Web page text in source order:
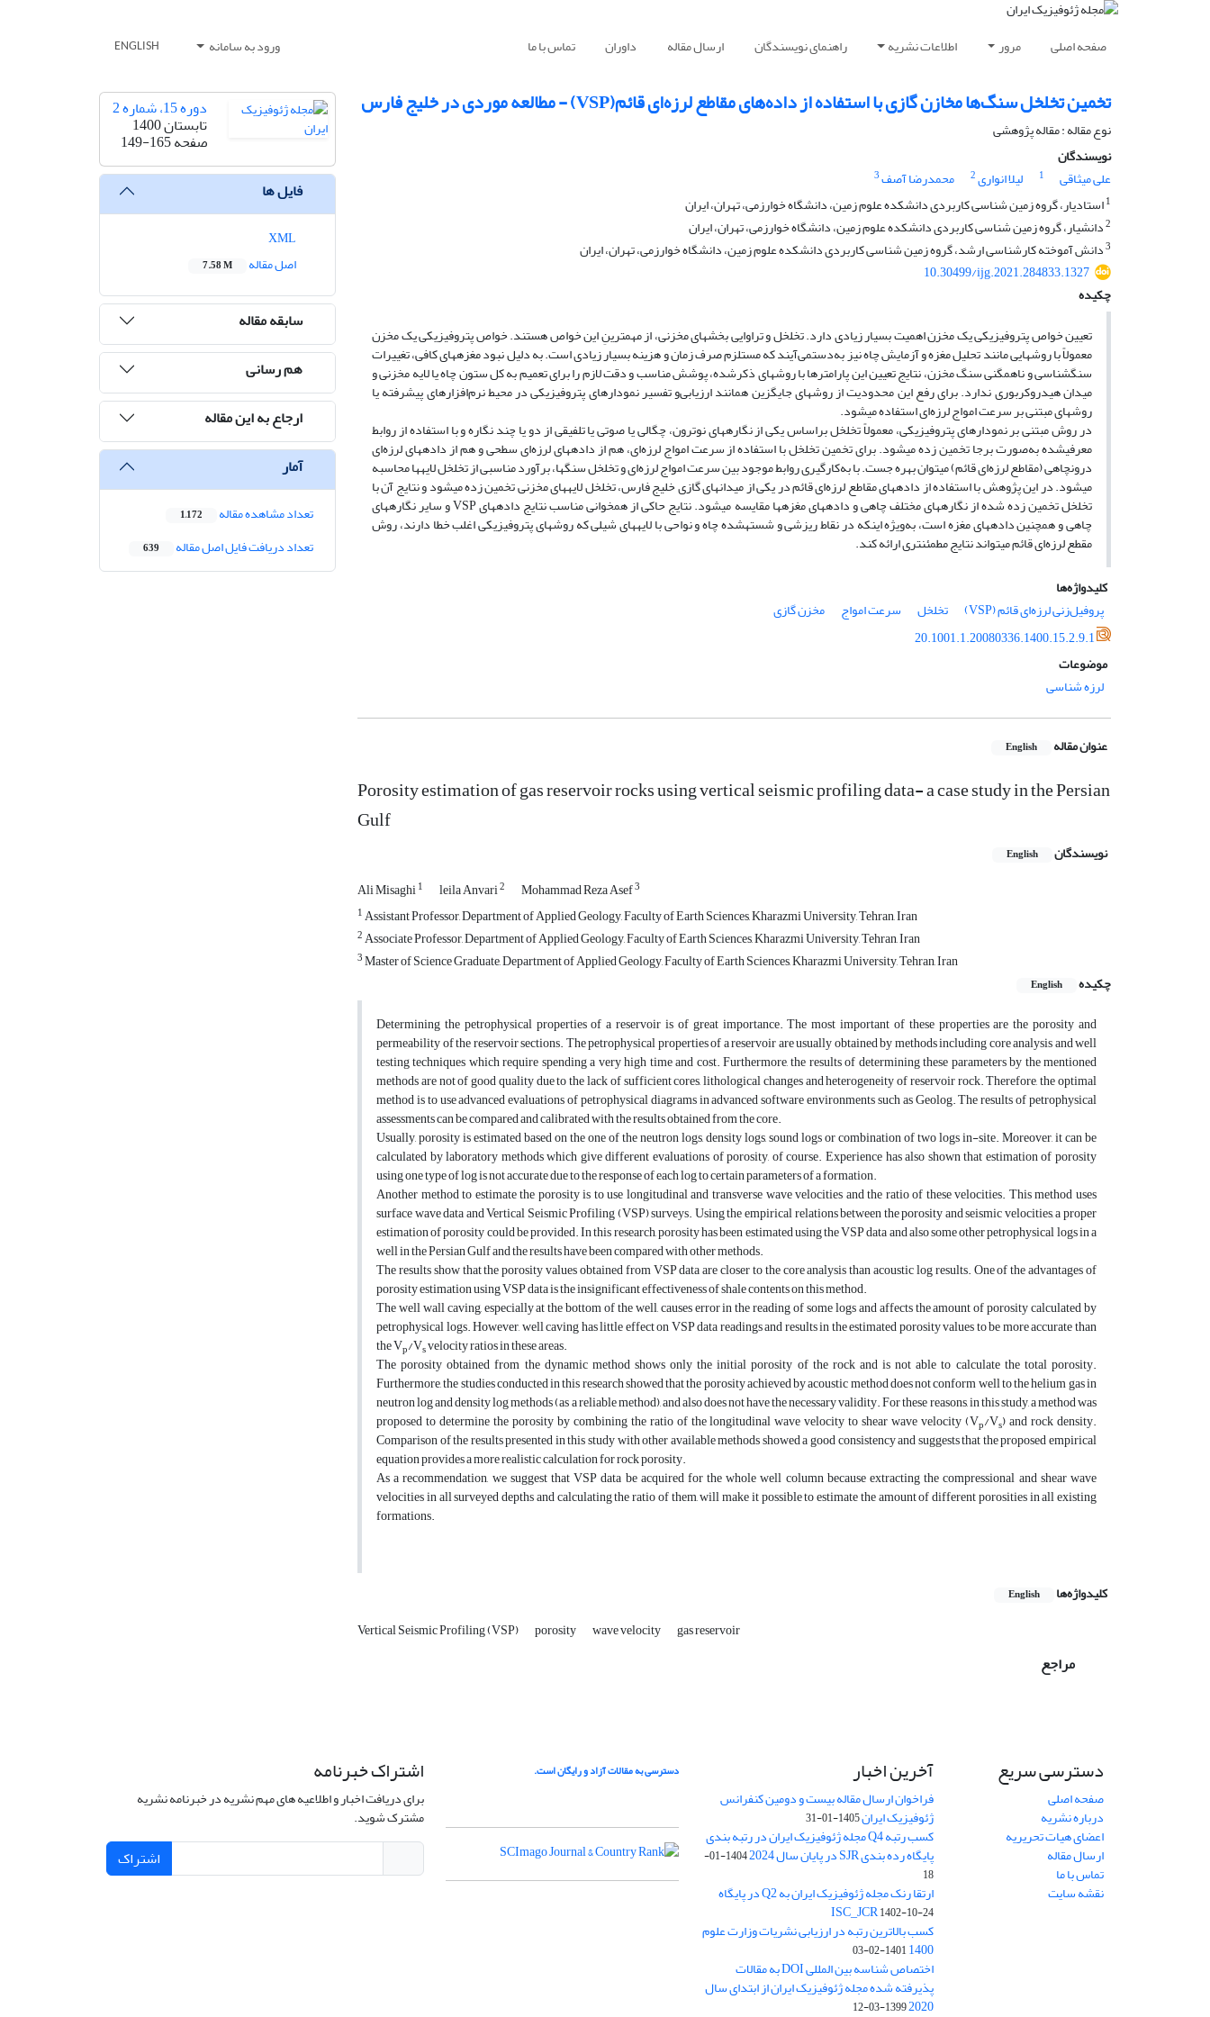
صفحه اصلی مرور اطلاعات نشریه راهنمای نویسندگان ارسال مقاله داوران تماس با ما ورود به سامانه ENGLISH
تخمین تخلخل سنگ‌ها مخازن گازی با استفاده از داده‌های مقاطع لرزه‌ای قائم(VSP) - مطالعه موردی در خلیج فارس
نوع مقاله : مقاله پژوهشی‌
نویسندگان
علی میثاقی
1 لیلا انواری2 محمدرضا آصف3
1استادیار، گروه زمین شناسی کاربردی دانشکده علوم زمین، دانشگاه خوارزمی، تهران، ایران
2دانشیار، گروه زمین شناسی کاربردی دانشکده علوم زمین، دانشگاه خوارزمی، تهران، ایران
3دانش آموخته کارشناسی ارشد، گروه زمین شناسی کاربردی دانشکده علوم زمین، دانشگاه خوارزمی، تهران، ایران
10.30499/ijg.2021.284833.1327
چکیده
تعیین خواص پتروفیزیکی یک مخزن اهمیت بسیار زیادی دارد. تخلخل و تراوایی بخش­های مخزنی، از مهم­ترینِ این خواص هستند. خواص پتروفیزیکی یک مخزن
معمولاً با روش­هایی مانند تحلیل مغزه و آزمایش چاه نیز به‌دست­می‌آیند که مستلزم صرف زمان و هزینه بسیار زیادی است. به دلیل نبود مغزه­های کافی، تغییرات
سنگ­شناسی و ناهمگنی سنگ مخزن، نتایج تعیین این پارامترها با روش­های ذکر­شده، پوشش مناسب و دقت لازم را برای تعمیم به کل ستون چاه یا لایه مخزنی و
میدان هیدروکربوری ندارد. برای رفع این محدودیت از روش­های جایگزین همانند ارزیابی‌و تفسیر نمودارهای پتروفیزیکی در محیط نرم‌افزار­های پیشرفته یا
روش­های مبتنی بر سرعت امواج لرزه‌ای استفاده می­شود.
در روش مبتنی بر نمودارهای پتروفیزیکی، معمولاً تخلخل براساس یکی از نگاره­های نوترون، چگالی یا صوتی یا تلفیقی از دو یا چند نگاره و با استفاده از روابط
معرفی­شده به‌صورت برجا تخمین زده می­شود. برای تخمین تخلخل با استفاده از سرعت امواج لرزه‌ای، هم از داده­های لرزه‌ای سطحی و هم از داده­های لرزه‌ای
درون­چاهی (مقاطع لرزه‌ای قائم) می­توان بهره جست. با به‌کارگیری روابط موجود بین سرعت امواج لرزه‌ای و تخلخل سنگ­ها، برآورد مناسبی از تخلخل لایه­ها محاسبه
می­شود. در این پژوهش با استفاده از داده­های مقاطع لرزه‌ای قائم در یکی از میدان­های گازی خلیج فارس، تخلخل لایه­های مخزنی تخمین زده می­شود و نتایج آن با
تخلخل تخمین زده شده از نگاره­های مختلف چاهی و داده­های مغزه­ها مقایسه می­شود. نتایج حاکی از همخوانی مناسب نتایج داده­های VSP و سایر نگاره­های
چاهی و همچنین داده­های مغزه است، به‌ویژه اینکه در نقاط ریزشی و شسته­شده چاه و نواحی با لایه­های شیلی که روش­های پتروفیزیکی اغلب خطا دارند، روش
مقطع لرزه‌ای قائم می­تواند نتایج مطمئن­تری ارائه کند.
کلیدواژه‌ها
پروفیل‌زنی لرزه‌ای قائم (VSP)
تخلخل سرعت امواج
مخزن گازی
20.1001.1.20080336.1400.15.2.9.1
موضوعات
لرزه شناسی
عنوان مقاله English
Porosity estimation of gas reservoir rocks using vertical seismic profiling data- a case study in the Persian
Gulf
نویسندگان English
Ali Misaghi1 leila Anvari2 Mohammad Reza Asef3
1Assistant Professor, Department of Applied Geology, Faculty of Earth Sciences, Kharazmi University, Tehran, Iran
2Associate Professor, Department of Applied Geology, Faculty of Earth Sciences, Kharazmi University, Tehran, Iran
3Master of Science Graduate, Department of Applied Geology, Faculty of Earth Sciences, Kharazmi University, Tehran, Iran
چکیده
English
Determining the petrophysical properties of a reservoir is of great importance. The most important of these properties are the porosity and
permeability of the reservoir sections. The petrophysical properties of a reservoir are usually obtained by methods including core analysis and well
testing techniques which require spending a very high time and cost. Furthermore, the results of determining these parameters by the mentioned
methods are not of good quality due to the lack of sufficient cores, lithological changes and heterogeneity of reservoir rock. Therefore, the optimal
method is to use advanced evaluations of petrophysical diagrams in advanced software environments such as Geolog. The results of petrophysical
assessments can be compared and calibrated with the results obtained from the core.
Usually, porosity is estimated based on the one of the neutron logs, density logs, sound logs or combination of two logs in-site. Moreover, it can be
calculated by laboratory methods which give different evaluations of porosity, of course. Experience has also shown that estimation of porosity
using one type of log is not accurate due to the response of each log to certain parameters of a formation.
Another method to estimate the porosity is to use longitudinal and transverse wave velocities and the ratio of these velocities. This method uses
surface wave data and Vertical Seismic Profiling (VSP) surveys. Using the empirical relations between the porosity and seismic velocities, a proper
estimation of porosity could be provided. In this research, porosity has been estimated using the VSP data and also some other petrophysical logs in a
well in the Persian Gulf and the results have been compared with other methods.
The results show that the porosity values obtained from VSP data are closer to the core analysis than acoustic log results. One of the advantages of
porosity estimation using VSP data is the insignificant effectiveness of shale contents on this method.
The well wall caving, especially at the bottom of the well, causes error in the reading of some logs and affects the amount of porosity calculated by
petrophysical logs. However, well caving has little effect on VSP data readings and results in the estimated porosity values to be more accurate than
the Vp/Vsvelocity ratios in these areas.
The porosity obtained from the dynamic method shows only the initial porosity of the rock and is not able to calculate the total porosity.
Furthermore, the studies conducted in this research showed that the porosity achieved by acoustic method does not conform well to the helium gas in
neutron log and density log methods (as a reliable method), and also does not have the necessary validity. For these reasons, in this study, a method was
proposed to determine the porosity by combining the ratio of the longitudinal wave velocity to shear wave velocity (Vp/Vs) and rock density.
Comparison of the results presented in this study with other available methods showed a good consistency and suggests that the proposed empirical
equation provides a more realistic calculation for rock porosity.
As a recommendation, we suggest that VSP data be acquired for the whole well column because extracting the compressional and shear wave
velocities in all surveyed depths and calculating the ratio of them, will make it possible to estimate the amount of different porosities in all existing
formations.
کلیدواژه‌ها English
Vertical Seismic Profiling (VSP) porosity wave velocity gas reservoir
مراجع
دوره 15، شماره 2
تابستان 1400
صفحه149-165
فایل ها
اصل مقاله
7.58 M
سابقه مقاله
هم رسانی
ارجاع به این مقاله
آمار
تعداد مشاهده مقاله 1,172
تعداد دریافت فایل اصل مقاله 639
دسترسی سریع
صفحه اصلی
درباره نشریه
اعضای هیات تحریریه
ارسال مقاله
تماس با ما
نقشه سایت
آخرین اخبار
فراخوان ارسال مقاله بیست و دومین کنفرانس
ژئوفیزیک ایران1405-01-31
کسب رتبه Q4 مجله ژئوفیزیک ایران در رتبه بندی
پایگاه رده بندی SJR در پایان سال 2024
1404-01-
18
ارتقا رنک مجله ژئوفیزیک ایران به Q2 در پایگاه
ISC_JCR1402-10-24
کسب بالاترین رتبه در ارزیابی نشریات وزارت علوم
1400
1401-02-03
اختصاص شناسه بین المللی DOI به مقالات
پذیرفته شده مجله ژئوفیزیک ایران از ابتدای سال
2020
1399-03-12
دسترسی به مقالات آزاد و رایگان است. اشتراک خبرنامه
برای دریافت اخبار و اطلاعیه های مهم نشریه در خبرنامه نشریه
مشترک شوید.
اشتراک